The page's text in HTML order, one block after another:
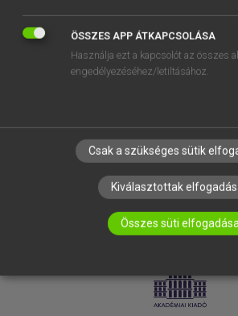
RÓLUNK
ELÉRHETŐSÉG
SÜTI BEÁLLÍTÁSOK
LICENCSZERZŐDÉS
ÖSSZES APP ÁTKAPCSOLÁSA
Használja ezt a kapcsolót az összes
engedélyezéséhez/letiltásához.
Csak a szükséges sütik
Kiválasztottak
Összes süti elfogadása